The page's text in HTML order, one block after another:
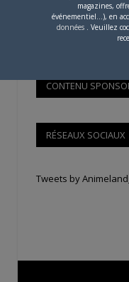
Si votre ville n'est
CONTENU
RÉSEAUX SOCIAUX
Tweets by
magazines,
événementiel...), en
données . Veuillez